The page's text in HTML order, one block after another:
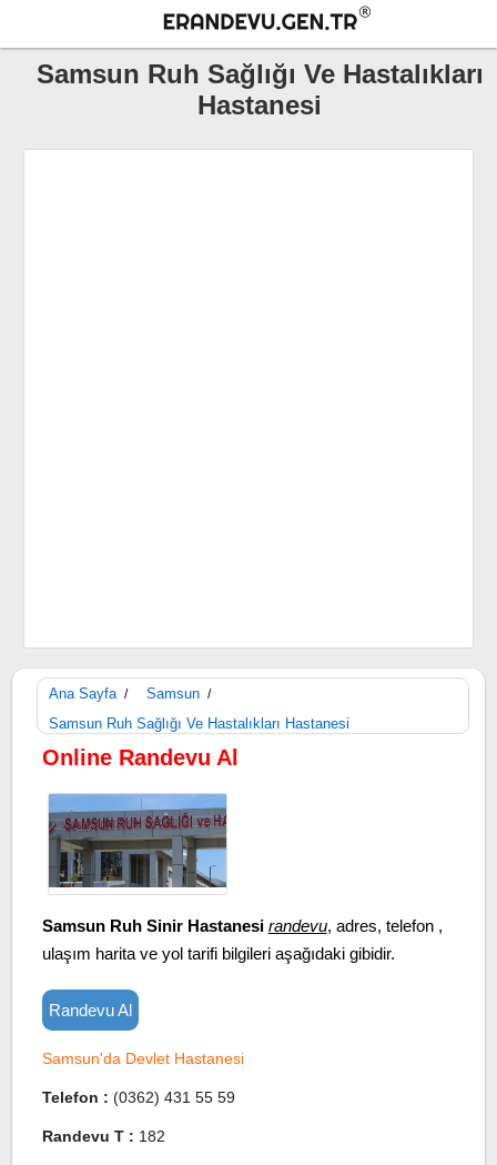
Samsun Ruh Sağlığı Ve Hastalıkları
Hastanesi
Ana Sayfa / Samsun /
Samsun Ruh Sağlığı Ve Hastalıkları Hastanesi
Online Randevu Al
Samsun Ruh Sinir Hastanesi randevu, adres, telefon ,
ulaşım harita ve yol tarifi bilgileri aşağıdaki gibidir.
Randevu Al
Samsun'da Devlet Hastanesi
Telefon : (0362) 431 55 59
Randevu T : 182